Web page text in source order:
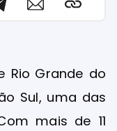
Rio Grande do
Sul, uma das
mais de 11